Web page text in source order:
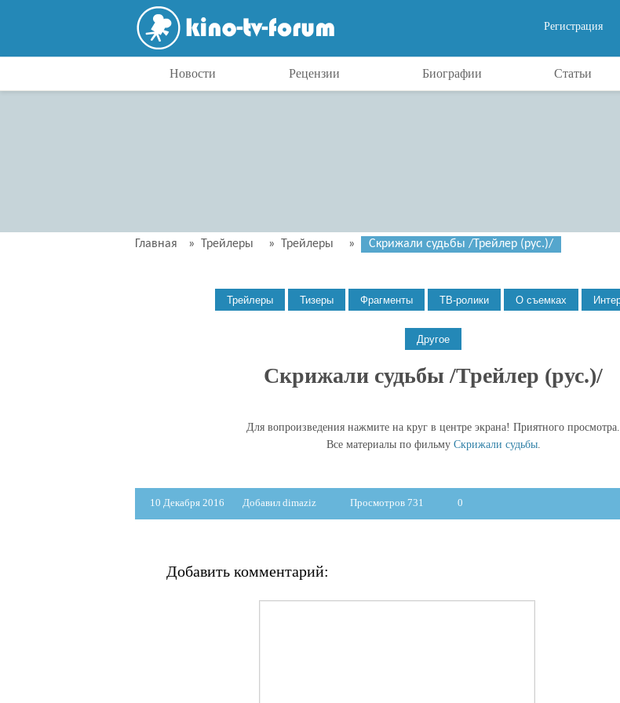
Регистрация
Новости Рецензии Биографии Статьи
Главная » Трейлеры » Трейлеры » Скрижали судьбы /Трейлер (рус.)/
Скрижали судьбы /Трейлер (рус.)/
Для вопроизведения нажмите на круг в центре экрана! Приятного просмотра.
Все материалы по фильму Скрижали судьбы.
10 Декабря 2016 Добавил dimaziz Просмотров 731 0
Добавить комментарий: